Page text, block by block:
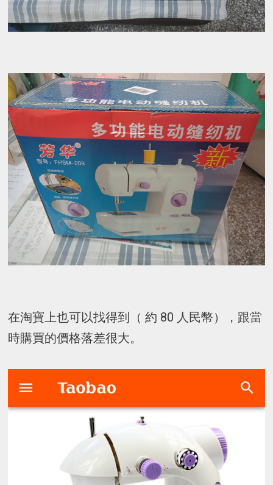
在淘寶上也可以找得到（ 約 80 人民幣），跟當
時購買的價格落差很大。